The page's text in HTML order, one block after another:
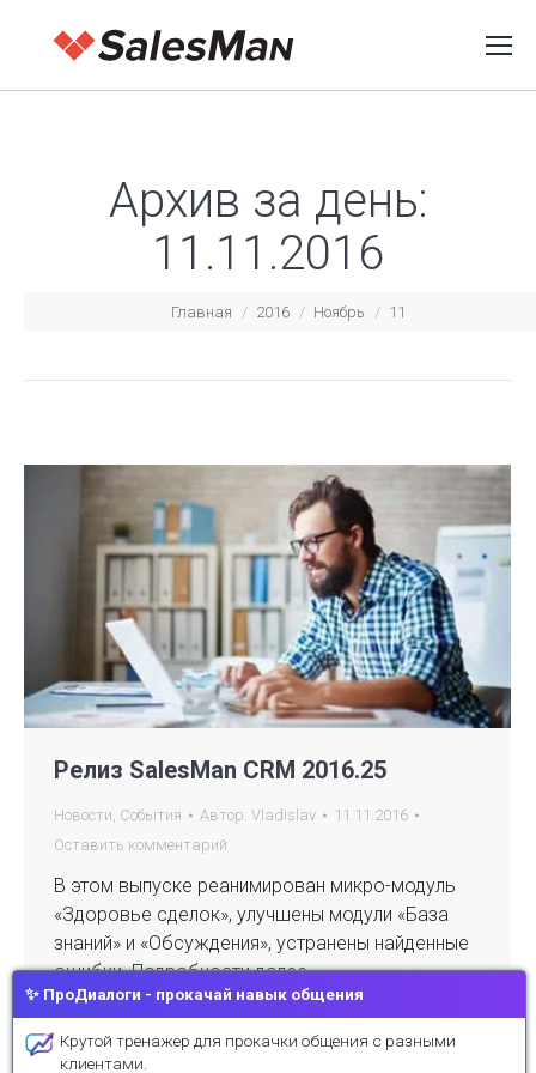
✨ ПроДиалоги - прокачай навык общения
Крутой тренажер для прокачки общения с разными
клиентами.
Архив за день:
11.11.2016
Главная 2016 Ноябрь 11
Релиз SalesMan CRM 2016.25
Новости, События Автор: Vladislav
11.11.2016
Оставить комментарий
В этом выпуске реанимирован микро-модуль
«Здоровье сделок», улучшены модули «База
знаний» и «Обсуждения», устранены найденные
ошибки. Подробности далее.